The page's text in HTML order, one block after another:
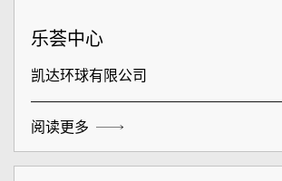
乐荟中心
凯达环球有限公司
阅读更多